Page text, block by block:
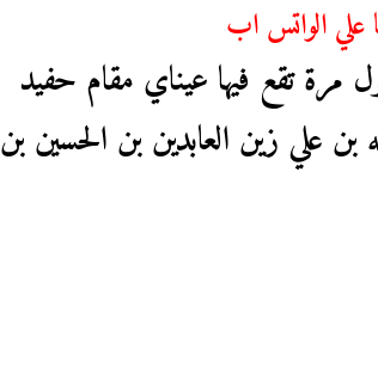
علي الواتس اب
مرة تقع فيها عيناي مقام حفيد
علي زين العابدين بن الحسين بن